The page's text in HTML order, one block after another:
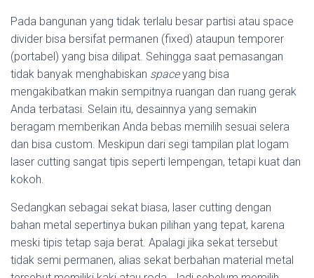
Pada bangunan yang tidak terlalu besar partisi atau space
divider bisa bersifat permanen (fixed) ataupun temporer
(portabel) yang bisa dilipat. Sehingga saat pemasangan
tidak banyak menghabiskan spaceyang bisa
mengakibatkan makin sempitnya ruangan dan ruang gerak
Anda terbatasi. Selain itu, desainnya yang semakin
beragam memberikan Anda bebas memilih sesuai selera
dan bisa custom. Meskipun dari segi tampilan plat logam
laser cutting sangat tipis seperti lempengan, tetapi kuat dan
kokoh.
Sedangkan sebagai sekat biasa, laser cutting dengan
bahan metal sepertinya bukan pilihan yang tepat, karena
meski tipis tetap saja berat. Apalagi jika sekat tersebut
tidak semi permanen, alias sekat berbahan material metal